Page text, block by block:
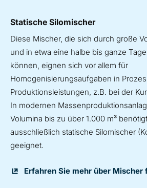
Statische Silomischer
Diese Mischer, die sich durch große
und in etwa eine halbe bis ganze
können, eignen sich vor allem für
Homogenisierungsaufgaben in
Produktionsleistungen, z.B. bei der
In modernen
Volumina bis zu über 1.000 m³
ausschließlich statische Silomischer
geeignet.
Erfahren Sie mehr über Mischer